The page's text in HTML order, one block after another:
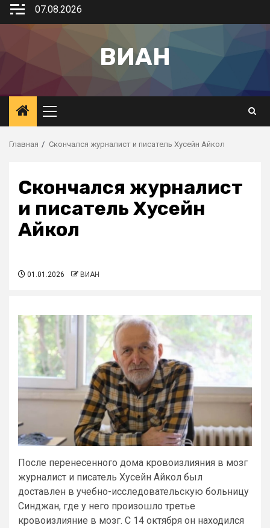
07.08.2026
ВИАН
Главная Скончался журналист и писатель Хусейн Айкол
Скончался журналист
и писатель Хусейн
Айкол
01.01.2026 ВИАН
После перенесенного дома кровоизлияния в мозг
журналист и писатель Хусейн Айкол был
доставлен в учебно-исследовательскую больницу
Синджан, где у него произошло третье
кровоизлияние в мозг. С 14 октября он находился